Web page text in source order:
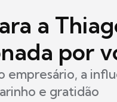
a
por
empresário, a
e gratidão